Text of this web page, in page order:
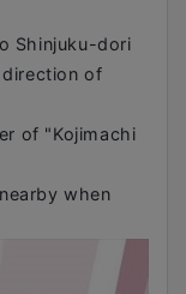
Shinjuku-dori
of
of "Kojimachi
when